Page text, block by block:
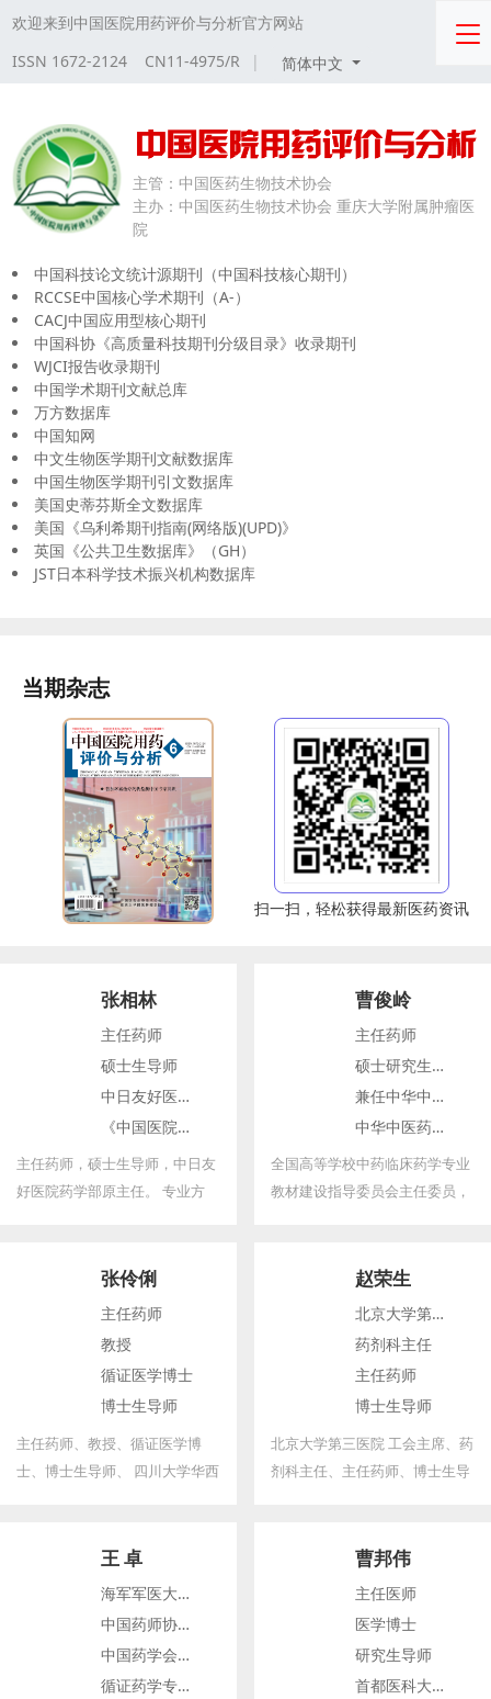
欢迎来到中国医院用药评价与分析官方网站
ISSN 1672-2124 CN11-4975/R
| 简体中文
主管： 中国医药生物技术协会
主办： 中国医药生物技术协会 重庆大学附属肿瘤医
院
中国科技论文统计源期刊（中国科技核心期刊）
RCCSE中国核心学术期刊（A-）
CACJ中国应用型核心期刊
中国科协《高质量科技期刊分级目录》收录期刊
WJCI报告收录期刊
中国学术期刊文献总库
万方数据库
中国知网
中文生物医学期刊文献数据库
中国生物医学期刊引文数据库
美国史蒂芬斯全文数据库
美国《乌利希期刊指南(网络版)(UPD)》
英国《公共卫生数据库》（GH）
JST日本科学技术振兴机构数据库
当期杂志
扫一扫，轻松获得最新医药资讯
张相林
主任药师
硕士生导师
中日友好医院药学部原主任
《中国医院用药评价与分析》杂志总编
《实用药学与临床》杂志副主编
主任药师，硕士生导师，中日友
好医院药学部原主任。 专业方
曹俊岭
主任药师
硕士研究生导师
兼任中华中医药学会理事
中华中医药学会医院药学分会主任委员
全国高等学校中药临床药学专业
教材建设指导委员会主任委员，
委药物政策专家库专家，国家中
闻发言人，国家中医药管理局等
级评审专家库专家。
张伶俐
主任药师
教授
循证医学博士
博士生导师
四川大学华西第二医院副院长
主任药师、教授、循证医学博
士、博士生导师、 四川大学华西
学医学中心兼职教授、 国际药学
赵荣生
北京大学第三医院工会主席
药剂科主任
主任药师
博士生导师
英国曼彻斯特大学荣誉教授
北京大学第三医院 工会主席、药
剂科主任、主任药师、博士生导
临床药学系 副主任；国家卫生健
王 卓
海军军医大学第一附属医院（上海长海医院）药学部主任
中国药师协会TDM药师分会 主委
中国药学会医药信息专委会副主委
循证药学专委会 委员
曹邦伟
主任医师
医学博士
研究生导师
首都医科大学附属北京友谊医院肿瘤中心主任